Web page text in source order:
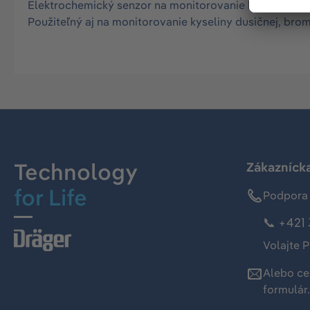
Elektrochemický senzor na monitorovanie
Použiteľný aj na monitorovanie kyseliny dusičnej,
Technology
for Life
📞
Volajte
Alebo
formulár.